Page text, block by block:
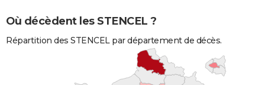
Où décèdent les STENCEL ?
Répartition des STENCEL par département de décès.